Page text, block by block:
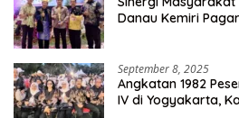
Danau Kemiri
September 8, 2025
Angkatan 1982
IV di Yogyakarta,